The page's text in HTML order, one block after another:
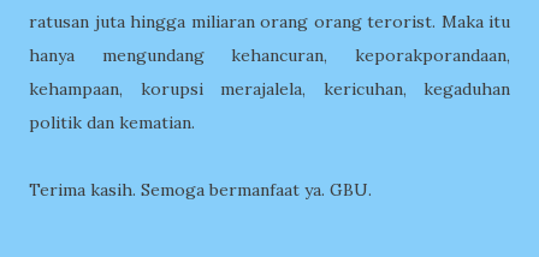
ratusan juta hingga miliaran orang orang terorist. Maka itu
hanya mengundang kehancuran, keporakporandaan,
kehampaan, korupsi merajalela, kericuhan, kegaduhan
politik dan kematian.
Terima kasih. Semoga bermanfaat ya. GBU.